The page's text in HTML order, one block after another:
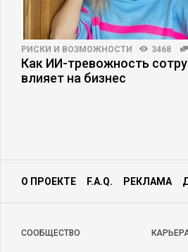
РИСКИ И ВОЗМОЖНОСТИ 3468
Как ИИ-тревожность
влияет на бизнес
О ПРОЕКТЕ F.A.Q. РЕКЛАМА
CООБЩЕСТВО